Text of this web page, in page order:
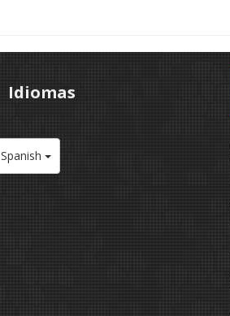
Idiomas
Spanish